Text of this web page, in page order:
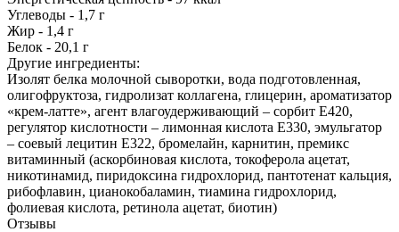
Углеводы - 1,7 г
Жир - 1,4 г
Белок - 20,1 г
Другие ингредиенты:
Изолят белка молочной сыворотки, вода подготовленная,
олигофруктоза, гидролизат коллагена, глицерин, ароматизатор
«крем-латте», агент влагоудерживающий – сорбит Е420,
регулятор кислотности – лимонная кислота Е330, эмульгатор
– соевый лецитин Е322, бромелайн, карнитин, премикс
витаминный (аскорбиновая кислота, токоферола ацетат,
никотинамид, пиридоксина гидрохлорид, пантотенат кальция,
рибофлавин, цианокобаламин, тиамина гидрохлорид,
фолиевая кислота, ретинола ацетат, биотин)
Отзывы